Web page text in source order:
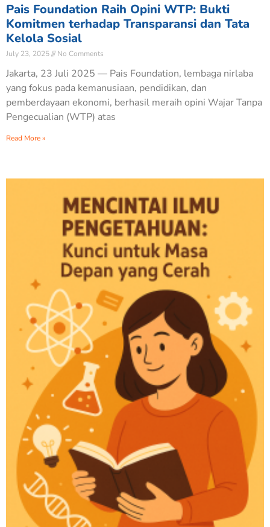
Pais Foundation Raih Opini WTP: Bukti
Komitmen terhadap Transparansi dan Tata
Kelola Sosial
July 23, 2025 No Comments
Jakarta, 23 Juli 2025 — Pais Foundation, lembaga nirlaba
yang fokus pada kemanusiaan, pendidikan, dan
pemberdayaan ekonomi, berhasil meraih opini Wajar Tanpa
Pengecualian (WTP) atas
Read More »